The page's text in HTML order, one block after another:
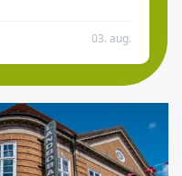
03. aug.